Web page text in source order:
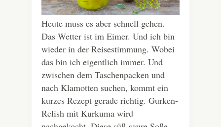
Heute muss es aber schnell gehen.
Das Wetter ist im Eimer. Und ich bin
wieder in der Reisestimmung. Wobei
das bin ich eigentlich immer. Und
zwischen dem Taschenpacken und
nach Klamotten suchen, kommt ein
kurzes Rezept gerade richtig. Gurken-
Relish mit Kurkuma wird